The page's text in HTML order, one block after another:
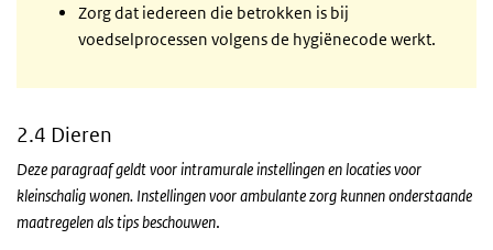
Zorg dat iedereen die betrokken is bij
voedselprocessen volgens de hygiënecode werkt.
2.4 Dieren
Deze paragraaf geldt voor intramurale instellingen en locaties voor
kleinschalig wonen. Instellingen voor ambulante zorg kunnen onderstaande
maatregelen als tips beschouwen.